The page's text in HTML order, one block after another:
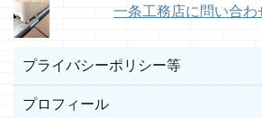
一条工務店に問い合わ
プライバシーポリシー等
プロフィール